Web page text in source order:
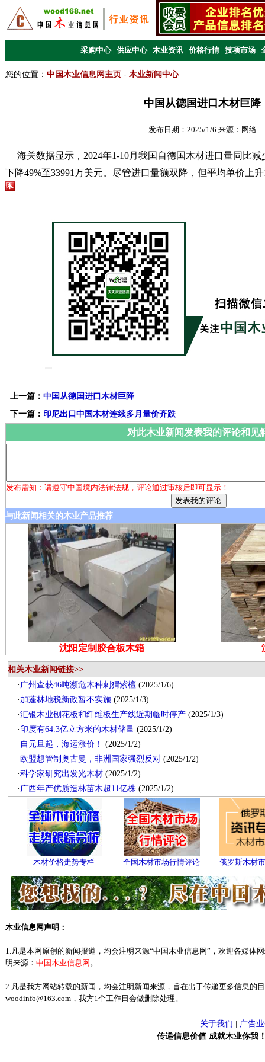
采购中心 | 供应中心 | 木业资讯 | 价格行情 | 技项市场 |
您的位置： 中国木业信息网主页 - 木业新闻中心
中国从德国进口木材巨降
发布日期： 2025/1/6 来源： 网络
海关数据显示，2024年1-10月我国自德国木材进口量同比减
下降49%至33991万美元。尽管进口量额双降，但平均单价上
上一篇： 中国从德国进口木材巨降
下一篇： 印尼出口中国木材连续多月量价齐跌
对此木业新闻发表我的评论和见
发布需知：请遵守中国境内法律法规，评论通过审核后即可显示！
与此新闻相关的木业产品推荐
沈阳定制胶合板木箱
相关木业新闻链接>>
· 广州查获46吨濒危木种刺猬紫檀 (2025/1/6)
· 加蓬林地税新政暂不实施 (2025/1/3)
·汇银木业刨花板和纤维板生产线近期临时停产 (2025/1/3)
· 印度有64.3亿立方米的木材储量 (2025/1/2)
· 自元旦起，海运涨价！
(2025/1/2)
· 欧盟想管制奥古曼，非洲国家强烈反对 (2025/1/2)
·科学家研究出发光木材 (2025/1/2)
· 广西年产优质造林苗木超11亿株 (2025/1/2)
木材价格走势专栏 全国木材市场行情评论 俄罗斯木材
木业信息网声明：
1.凡是本网原创的新闻报道，均会注明来源“中国木业信息网”，欢迎各媒体
明来源： 中国木业信息网 。
2.凡是我方网站转载的新闻，均会注明新闻来源，旨在出于传递更多信息的
woodinfo@163.com，我方1个工作日会做删除处理。
关于我们
广告
传递信息价值 成就木业你我